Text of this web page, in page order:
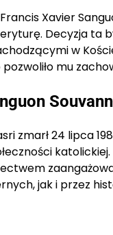
Xavier
Decyzja
w
mu
zmarł 24 lipca
jak i przez